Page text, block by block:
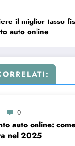
il miglior tasso
auto online
0
auto online:
nel 2025